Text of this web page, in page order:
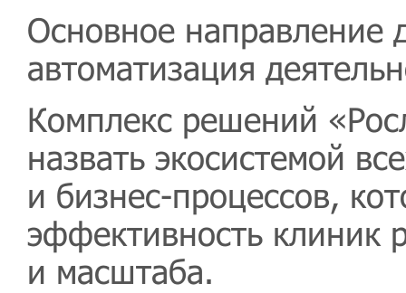
Основное направление
автоматизация
Комплекс решений
назвать экосистемой
и бизнес-процессов,
эффективность клиник
и масштаба.